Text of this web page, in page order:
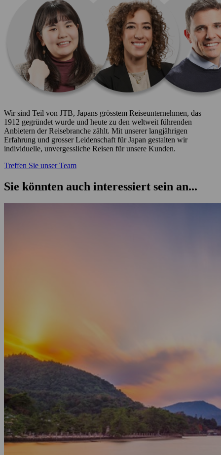
Wir sind Teil von JTB, Japans grösstem Reiseunternehmen, das
1912 gegründet wurde und heute zu den weltweit führenden
Anbietern der Reisebranche zählt. Mit unserer langjährigen
Erfahrung und grosser Leidenschaft für Japan gestalten wir
individuelle, unvergessliche Reisen für unsere Kunden.
Treffen Sie unser Team
Sie könnten auch interessiert sein an...